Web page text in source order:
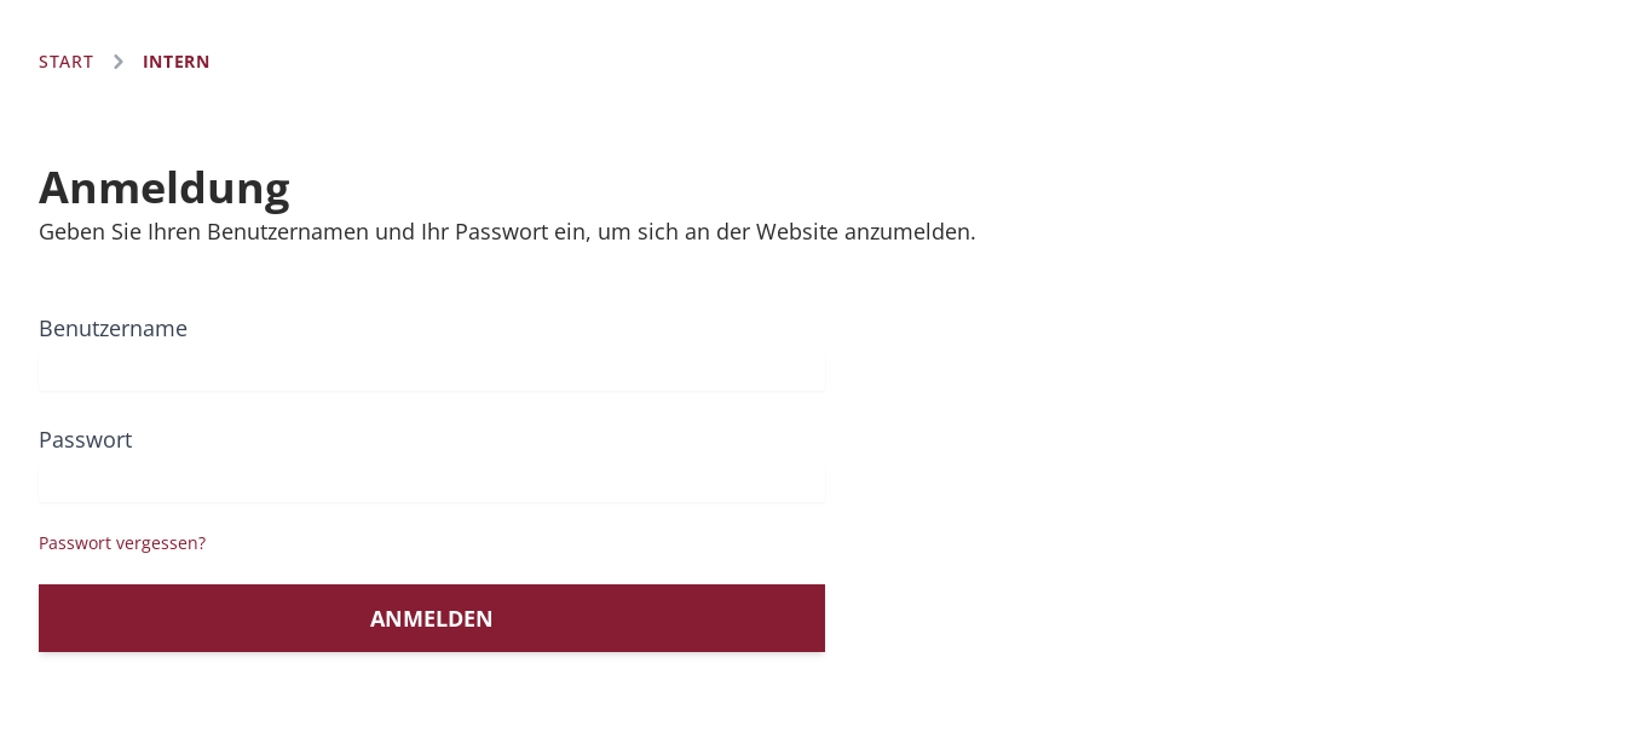
START INTERN
Anmeldung
Geben Sie Ihren Benutzernamen und Ihr Passwort ein, um sich an der Website anzumelden.
Benutzername
Passwort
Passwort vergessen?
ANMELDEN